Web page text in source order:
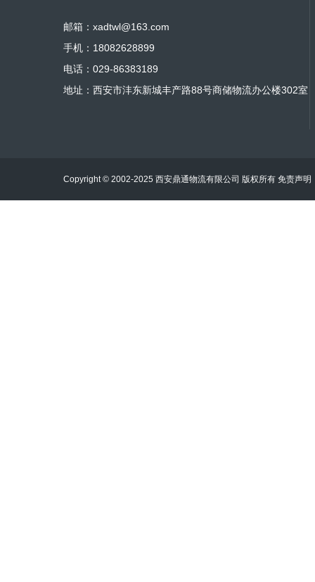
邮箱：xadtwl@163.com
手机：18082628899
电话：029-86383189
地址：西安市沣东新城丰产路88号商储物流办公楼302室
Copyright © 2002-2025 西安鼎通物流有限公司 版权所有 免责声